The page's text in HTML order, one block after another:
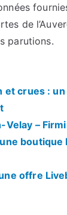
de
parutions.
et crues :
Velay –
offre